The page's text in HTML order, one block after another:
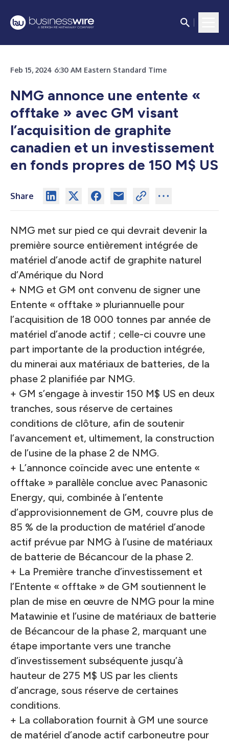
Feb 15, 2024 6:30 AM Eastern Standard Time
NMG annonce une entente «
offtake » avec GM visant
l’acquisition de graphite
canadien et un investissement
en fonds propres de 150 M$ US
Share
NMG met sur pied ce qui devrait devenir la
première source entièrement intégrée de
matériel d’anode actif de graphite naturel
d’Amérique du Nord
+ NMG et GM ont convenu de signer une
Entente « offtake » pluriannuelle pour
l’acquisition de 18 000 tonnes par année de
matériel d’anode actif ; celle-ci couvre une
part importante de la production intégrée,
du minerai aux matériaux de batteries, de la
phase 2 planifiée par NMG.
+ GM s’engage à investir 150 M$ US en deux
tranches, sous réserve de certaines
conditions de clôture, afin de soutenir
l’avancement et, ultimement, la construction
de l’usine de la phase 2 de NMG.
+ L’annonce coïncide avec une entente «
offtake » parallèle conclue avec Panasonic
Energy, qui, combinée à l’entente
d’approvisionnement de GM, couvre plus de
85 % de la production de matériel d’anode
actif prévue par NMG à l’usine de matériaux
de batterie de Bécancour de la phase 2.
+ La Première tranche d’investissement et
l’Entente « offtake » de GM soutiennent le
plan de mise en œuvre de NMG pour la mine
Matawinie et l’usine de matériaux de batterie
de Bécancour de la phase 2, marquant une
étape importante vers une tranche
d’investissement subséquente jusqu’à
hauteur de 275 M$ US par les clients
d’ancrage, sous réserve de certaines
conditions.
+ La collaboration fournit à GM une source
de matériel d’anode actif carboneutre pour